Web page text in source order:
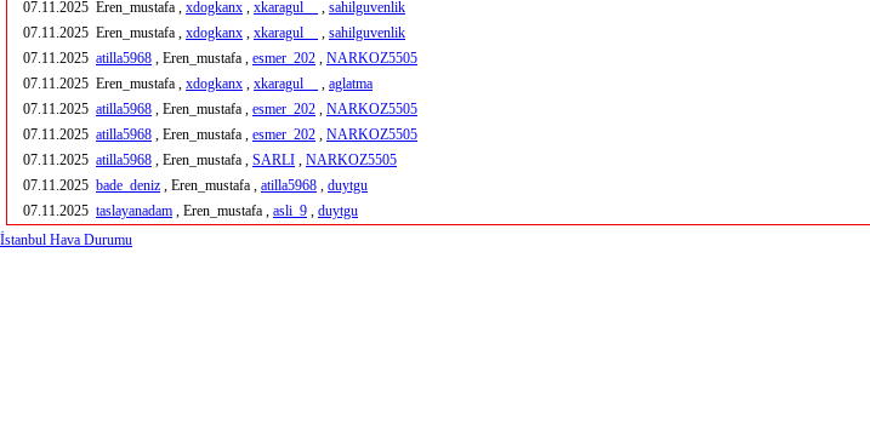
07.11.2025 Eren_mustafa , xdogkanx , xkaragul__ , sahilguvenlik
07.11.2025 Eren_mustafa , xdogkanx , xkaragul__ , sahilguvenlik
07.11.2025 atilla5968 , Eren_mustafa , esmer_202 , NARKOZ5505
07.11.2025 Eren_mustafa , xdogkanx , xkaragul__ , aglatma
07.11.2025 atilla5968 , Eren_mustafa , esmer_202 , NARKOZ5505
07.11.2025 atilla5968 , Eren_mustafa , esmer_202 , NARKOZ5505
07.11.2025 atilla5968 , Eren_mustafa , SARLI , NARKOZ5505
07.11.2025 bade_deniz , Eren_mustafa , atilla5968 , duytgu
07.11.2025 taslayanadam , Eren_mustafa , asli_9 , duytgu
İstanbul Hava Durumu